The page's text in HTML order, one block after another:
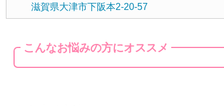
滋賀県大津市下阪本2-20-57
こんなお悩みの方にオススメ